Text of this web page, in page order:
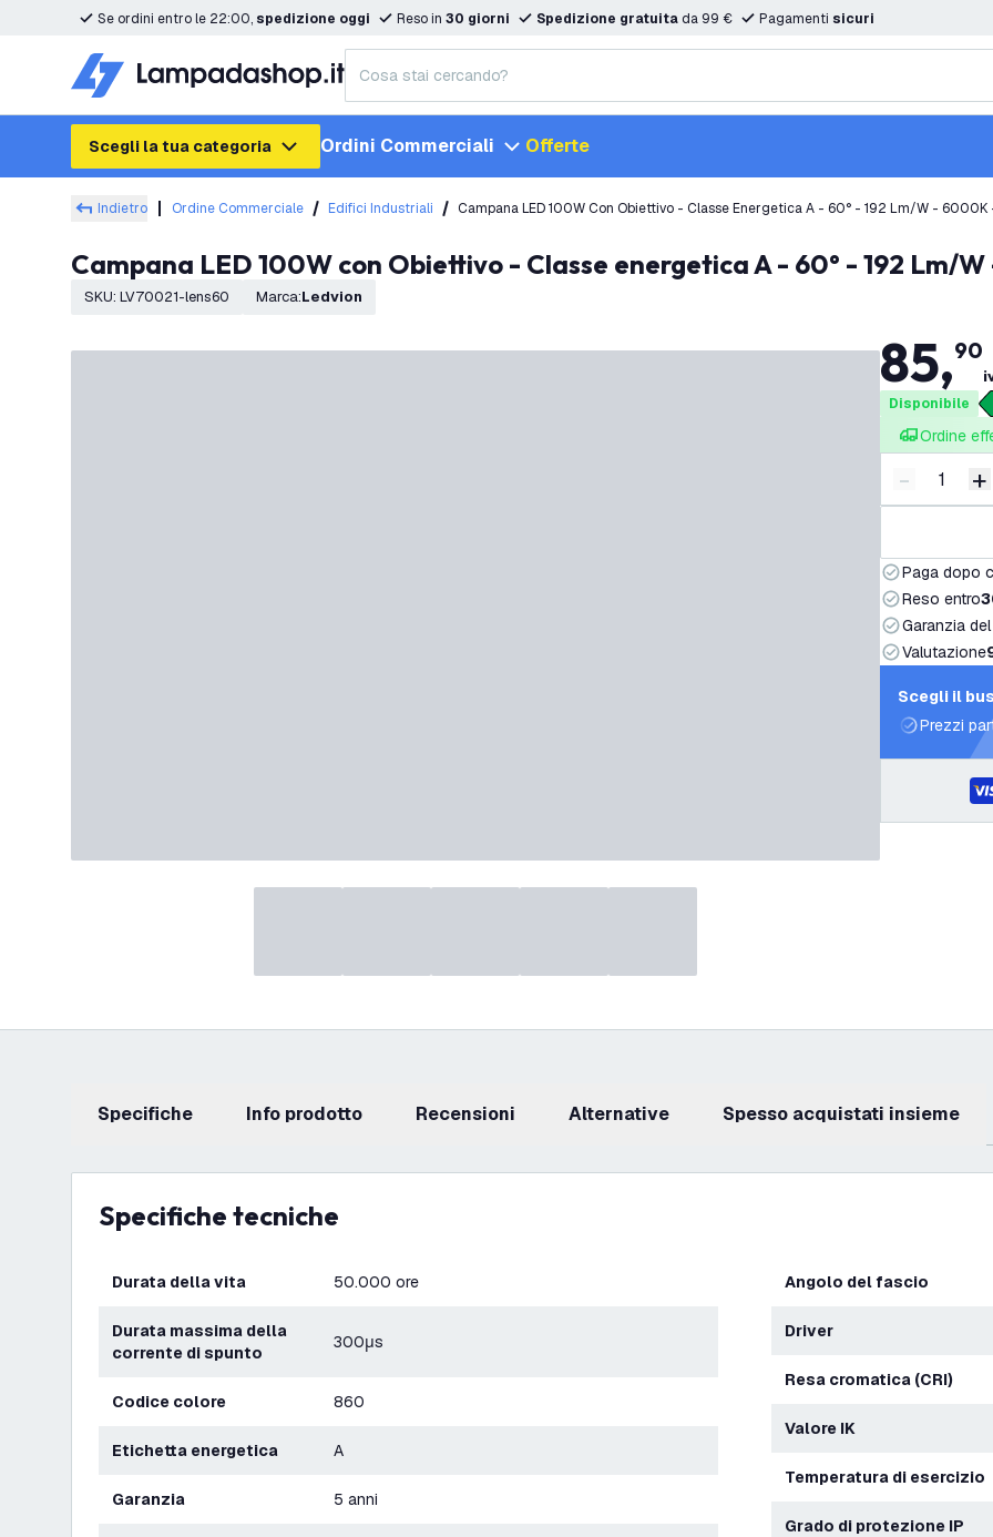
Se ordini entro le 22:00, spedizione oggi Reso in 30 giorni Spedizione gratuita da 99 € Pagamenti sicuri
Scegli la tua categoria Ordini Commerciali Offerte
Indietro Ordine Commerciale Edifici Industriali Campana LED 100W Con Obiettivo - Classe Energetica A - 60° - 192 Lm/W -
Campana LED 100W con Obiettivo - Classe energetica A - 60° - 192 Lm/
SKU: LV70021-lens60 Marca: Ledvion
85,90
Disponibile
Ordine
Riduci
- +
Paga dopo
Reso entro
Garanzia
Valutazione
Scegli il
Prezzi
Specifiche info prodotto recensioni Alternative Spesso acquistati insieme
Specifiche tecniche
Durata della vita 50.000 ore
Durata massima della
corrente di spunto
300μs
Codice colore 860
Etichetta energetica A
Garanzia 5 anni
Angolo del fascio
Driver
Resa cromatica (CRI)
Valore IK
Temperatura di esercizio
Grado di protezione IP